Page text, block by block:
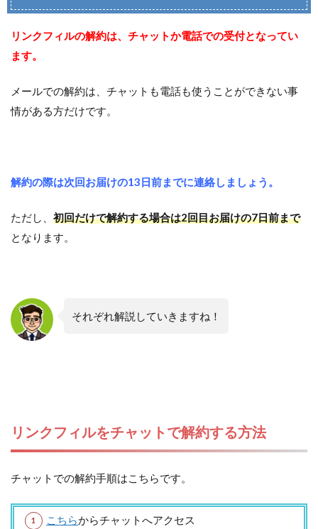
リンクフィルの解約は、チャットか電話での受付となってい
ます。
メールでの解約は、チャットも電話も使うことができない事
情がある方だけです。
解約の際は次回お届けの13日前までに連絡しましょう。
ただし、 初回だけで解約する場合は2回目お届けの7日前まで
となります。
それぞれ解説していきますね！
リンクフィルをチャットで解約する方法
チャットでの解約手順はこちらです。
こちらからチャットへアクセス